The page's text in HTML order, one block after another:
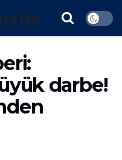
darbe!